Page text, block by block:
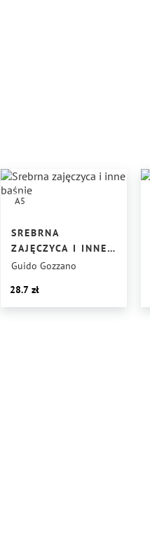
A5
SREBRNA
ZAJĘCZYCA I INNE
BAŚNIE
Guido Gozzano
28.7